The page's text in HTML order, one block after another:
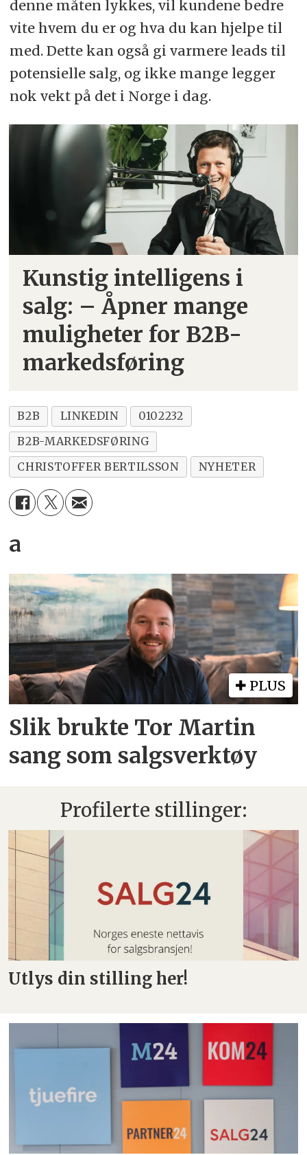
denne måten lykkes, vil kundene bedre
vite hvem du er og hva du kan hjelpe til
med. Dette kan også gi varmere leads til
potensielle salg, og ikke mange legger
nok vekt på det i Norge i dag.
Kunstig intelligens i
salg: – Åpner mange
muligheter for B2B-
markedsføring
B2B LINKEDIN
0102232
B2B-MARKEDSFØRING
CHRISTOFFER BERTILSSON
NYHETER
a
PLUS
Slik brukte Tor Martin
sang som salgsverktøy
Profilerte stillinger:
Utlys din stilling her!